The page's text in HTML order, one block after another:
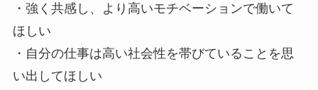
・強く共感し、より高いモチベーションで働いて
ほしい
・自分の仕事は高い社会性を帯びていることを思
い出してほしい